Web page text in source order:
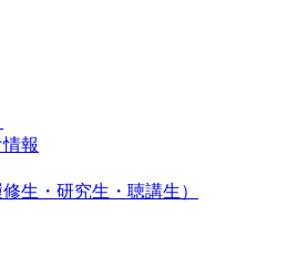
報
生・研究生・聴講生）